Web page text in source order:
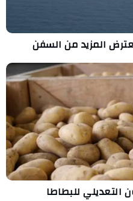
المزيد من السفن
التعديلي للبطاطا